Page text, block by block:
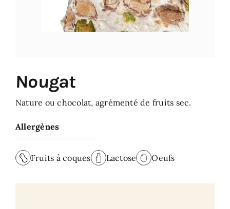
Nougat
Nature ou chocolat, agrémenté de fruits sec.
Allergènes
Fruits à coques Lactose Oeufs